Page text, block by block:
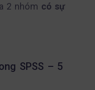
2 nhóm có sự
SPSS – 5